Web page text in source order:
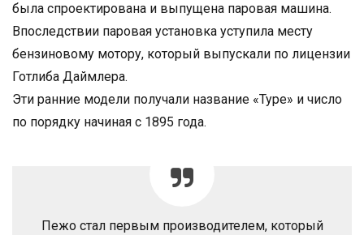
была спроектирована и выпущена паровая машина.
Впоследствии паровая установка уступила месту
бензиновому мотору, который выпускали по лицензии
Готлиба Даймлера.
Эти ранние модели получали название «Type» и число
по порядку начиная с 1895 года.
Пежо стал первым производителем, который